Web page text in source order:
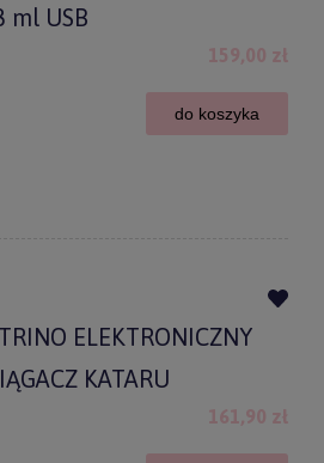
ml USB
159,00 zł
do koszyka
ELEKTRONICZNY
KATARU
161,90 zł